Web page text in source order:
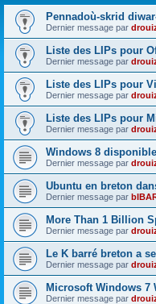
Pennadoù-skrid
Dernier message par
Liste des LIPs pour
Dernier message par
Liste des LIPs pour
Dernier message par
Liste des LIPs pour
Dernier message par
Windows 8
Dernier message par
Ubuntu en breton
Dernier message par
More Than 1 Billion
Dernier message par
Le K barré breton a
Dernier message par
Microsoft Windows 7
Dernier message par